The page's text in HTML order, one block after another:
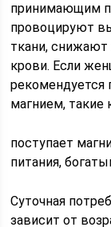
принимающим
провоцируют
ткани,
крови. Если
рекомендуется
магнием, такие
поступает
питания,
Суточная
зависит от